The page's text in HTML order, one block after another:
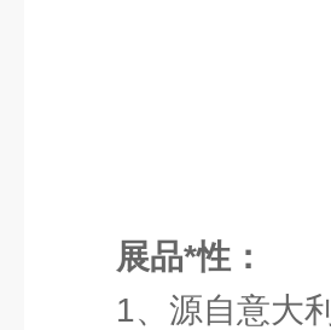
展品*性：
1、源自意大利